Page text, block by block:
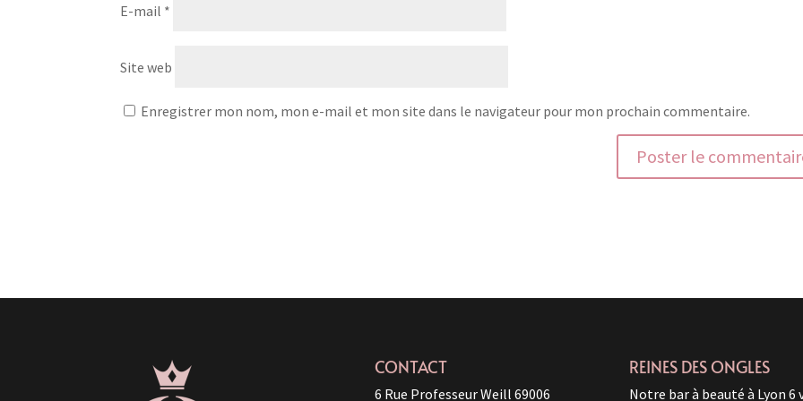
E-mail *
Site web
Enregistrer mon nom, mon e-mail et mon site dans le navigateur pour mon prochain commentaire.
CONTACT
6 Rue Professeur Weill 69006
REINES DES ONGLES
Notre bar à beauté à Lyon 6